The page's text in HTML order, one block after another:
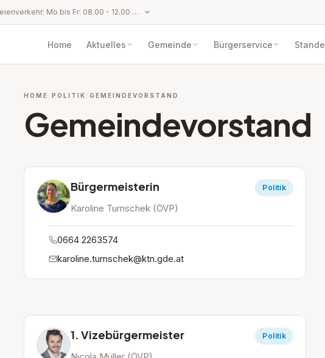
Parteienverkehr: Mo bis Fr: 08.00 - 12.00 Uhr und Mo und Do: 14.00 - 17.00 Uhr
Home Aktuelles Gemeinde Bürgerservice
HOME POLITIK GEMEINDEVORSTAND
Gemeindevorstand
Bürgermeisterin
Karoline Turnschek (ÖVP)
Politik
0664 2263574
karoline.turnschek@ktn.gde.at
1. Vizebürgermeister Politik